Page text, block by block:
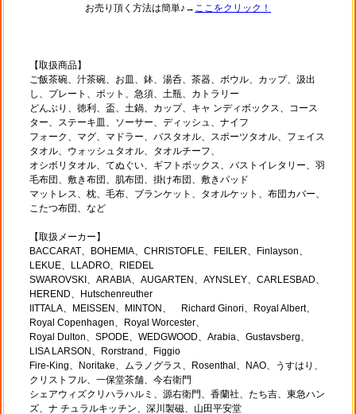
お売り頂く方法は簡単♪→ ここをクリック！
【取扱商品】
ご飯茶碗、汁茶碗、お皿、鉢、湯呑、茶器、ボウル、カップ、汲出
し、プレート、ポット、急須、土瓶、カトラリー
どんぶり、徳利、盃、土鍋、カップ、キャ ンディボックス、コース
ター、ステーキ皿、ソーサー、ディッシュ、ナイフ
フォーク、マグ、マドラー、バスタオル、スポーツタオル、フェイス
タオル、ウォッシュタオル、タオルチーフ、
オシボリタオル、てぬぐい、ギフトボックス、バストイレタリー、羽
毛布団、敷き布団、肌布団、掛け布団、敷きパッド
マットレス、枕、毛布、ブランケット、タオルケット、布団カバー、
こたつ布団、など
【取扱メーカー】
BACCARAT、BOHEMIA、CHRISTOFLE、FEILER、Finlayson、
LEKUE、LLADRO、RIEDEL
SWAROVSKI、ARABIA、AUGARTEN、AYNSLEY、CARLESBAD、
HEREND、Hutschenreuther
IITTALA、MEISSEN、MINTON、 Richard Ginori、Royal Albert、
Royal Copenhagen、Royal Worcester、
Royal Dulton、SPODE、WEDGWOOD、Arabia、Gustavsberg、
LISA LARSON、Rorstrand、Figgio
Fire-King、Noritake、ムラノグラス、Rosenthal、NAO、うすはり、
クリストフル、一保堂茶舗、今右衛門
シェアウィズクリハラハルミ、源右衛門、香蘭社、たち吉、東急ハン
ズ、ナ チュラルキッチン、深川製磁、山田平安堂